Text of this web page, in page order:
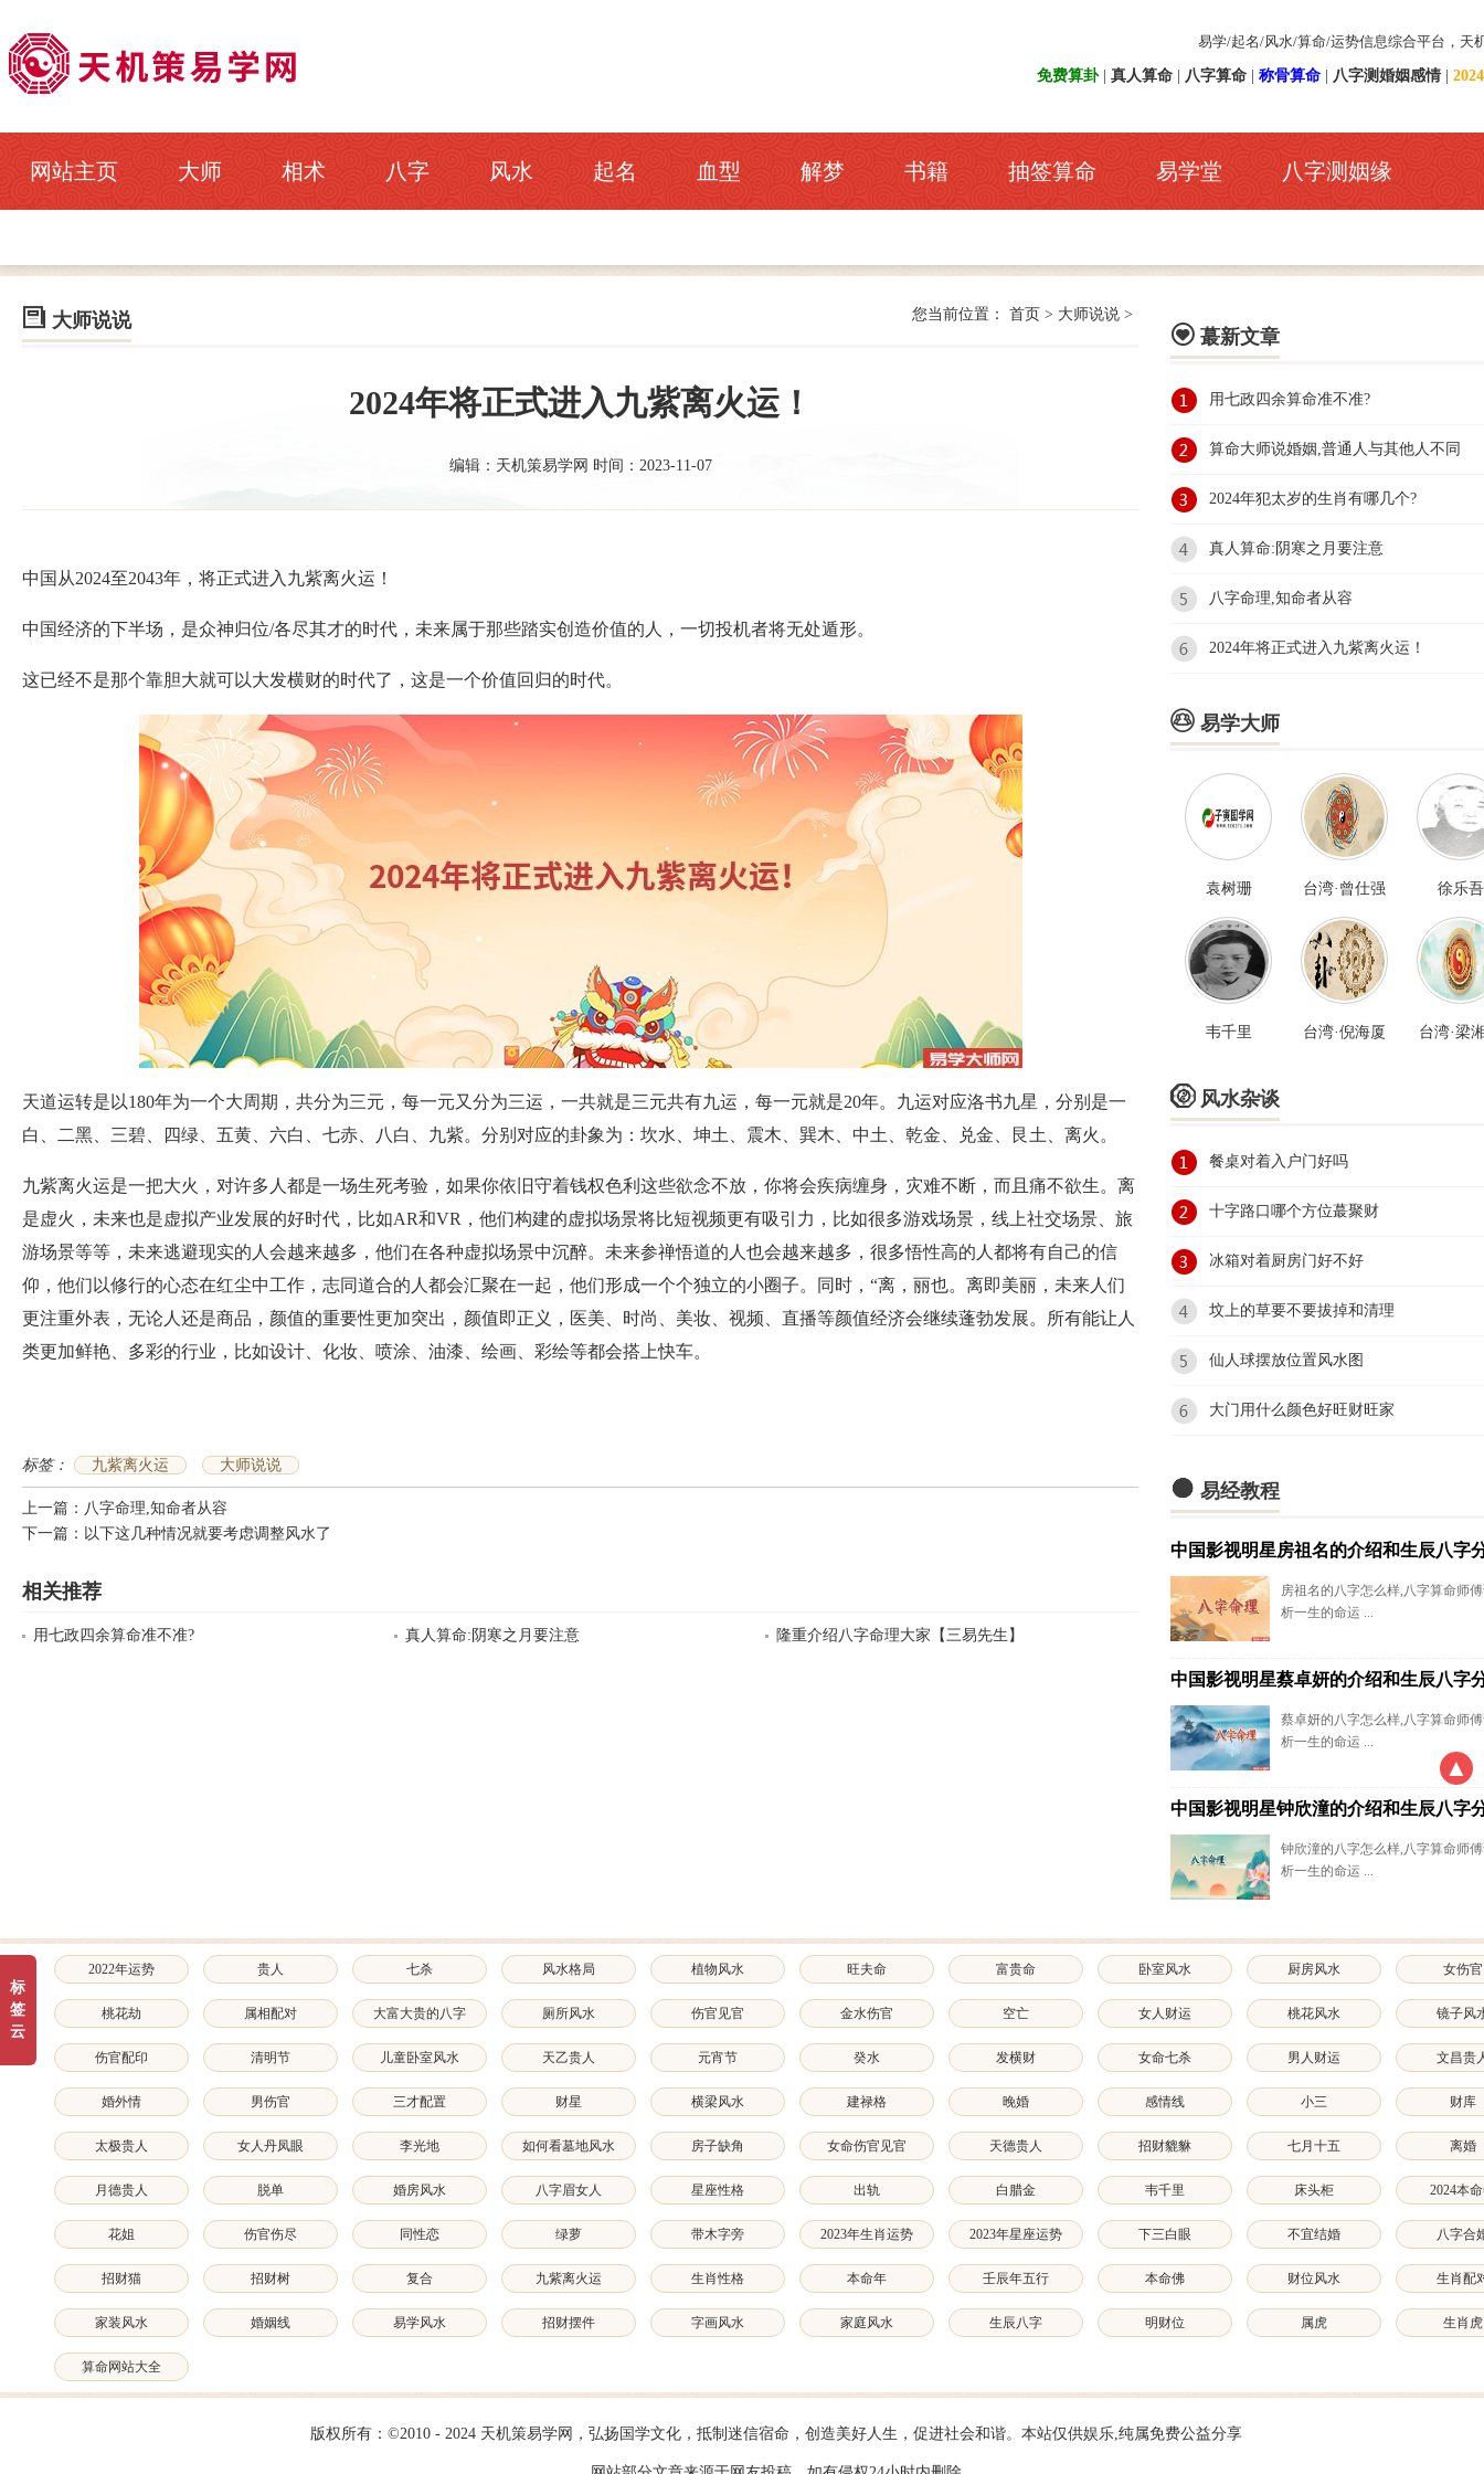
易学/起名/风水/算命/运势信息综合平台，天
免费算卦| 真人算命 八字算命 称骨算命 八字测婚姻感情
网站主页 大师 相术 八字 风水 起名 血型 解梦 书籍 抽签算命 易学堂 八字测姻缘
 大师说说 您当前位置： 首页 > 大师说说 >
2024年将正式进入九紫离火运！
编辑：天机策易学网 时间：2023-11-07
中国从2024至2043年，将正式进入九紫离火运！
中国经济的下半场，是众神归位/各尽其才的时代，未来属于那些踏实创造价值的人，一切投机者将无处遁形。
这已经不是那个靠胆大就可以大发横财的时代了，这是一个价值回归的时代。
天道运转是以180年为一个大周期，共分为三元，每一元又分为三运，一共就是三元共有九运，每一元就是20年。九运对应洛书九星，分别是一
白、二黑、三碧、四绿、五黄、六白、七赤、八白、九紫。分别对应的卦象为：坎水、坤土、震木、巽木、中土、乾金、兑金、艮土、离火。
九紫离火运是一把大火，对许多人都是一场生死考验，如果你依旧守着钱权色利这些欲念不放，你将会疾病缠身，灾难不断，而且痛不欲生。离
是虚火，未来也是虚拟产业发展的好时代，比如AR和VR，他们构建的虚拟场景将比短视频更有吸引力，比如很多游戏场景，线上社交场景、旅
游场景等等，未来逃避现实的人会越来越多，他们在各种虚拟场景中沉醉。未来参禅悟道的人也会越来越多，很多悟性高的人都将有自己的信
仰，他们以修行的心态在红尘中工作，志同道合的人都会汇聚在一起，他们形成一个个独立的小圈子。同时，“离，丽也。离即美丽，未来人们
更注重外表，无论人还是商品，颜值的重要性更加突出，颜值即正义，医美、时尚、美妆、视频、直播等颜值经济会继续蓬勃发展。所有能让人
类更加鲜艳、多彩的行业，比如设计、化妆、喷涂、油漆、绘画、彩绘等都会搭上快车。
标签： 九紫离火运 大师说说
上一篇： 八字命理,知命者从容
下一篇： 以下这几种情况就要考虑调整风水了
相关推荐
用七政四余算命准不准? 真人算命:阴寒之月要注意 隆重介绍八字命理大家【三易先生】
 蕞新文章
用七政四余算命准不准?
算命大师说婚姻,普通人与其他人不同
2024年犯太岁的生肖有哪几个?
真人算命:阴寒之月要注意
八字命理,知命者从容
2024年将正式进入九紫离火运！
 易学大师
袁树珊 台湾·曾仕强 徐乐吾
韦千里 台湾·倪海厦 台湾·梁
风水杂谈
餐桌对着入户门好吗
十字路口哪个方位蕞聚财
冰箱对着厨房门好不好
坟上的草要不要拔掉和清理
仙人球摆放位置风水图
大门用什么颜色好旺财旺家
 易经教程
中国影视明星房祖名的介绍和生辰八字
房祖名的八字怎么样,八字算命师
析一生的命运 ...
中国影视明星蔡卓妍的介绍和生辰八字
蔡卓妍的八字怎么样,八字算命师
析一生的命运 ...
中国影视明星钟欣潼的介绍和生辰八字
钟欣潼的八字怎么样,八字算命师
析一生的命运 ...
▲
标
签
云
2022年运势 贵人 七杀 风水格局 植物风水 旺夫命 富贵命 卧室风水 厨房风水 女伤官
桃花劫 属相配对
大富大贵的八字
特征和面相特征
厕所风水 伤官见官 金水伤官 空亡 女人财运 桃花风水 镜子风
伤官配印 清明节 儿童卧室风水 天乙贵人 元宵节 癸水 发横财 女命七杀 男人财运 文昌贵
婚外情 男伤官 三才配置 财星 横梁风水 建禄格 晚婚 感情线 小三 财库
太极贵人 女人丹凤眼 李光地 如何看墓地风水 房子缺角 女命伤官见官 天德贵人 招财貔貅 七月十五 离婚
月德贵人 脱单 婚房风水 八字眉女人 星座性格 出轨 白腊金 韦千里 床头柜 2024本
花姐 伤官伤尽 同性恋 绿萝 带木字旁 2023年生肖运势 2023年星座运势 下三白眼 不宜结婚 八字合
招财猫 招财树 复合 九紫离火运 生肖性格 本命年 壬辰年五行 本命佛 财位风水 生肖配
家装风水 婚姻线 易学风水 招财摆件 字画风水 家庭风水 生辰八字 明财位 属虎 生肖虎
算命网站大全
版权所有：©2010 - 2024 天机策易学网，弘扬国学文化，抵制迷信宿命，创造美好人生，促进社会和谐。本站仅供娱乐,纯属免费公益分享